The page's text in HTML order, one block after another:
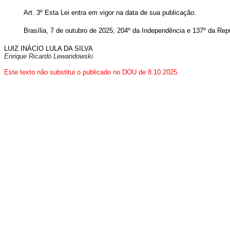
Art. 3º Esta Lei entra em vigor na data de sua publicação.
Brasília, 7 de outubro de 2025; 204º da Independência e 137º da
LUIZ INÁCIO LULA DA SILVA
Enrique Ricardo Lewandowski
Este texto não substitui o publicado no DOU de 8.10.2025.